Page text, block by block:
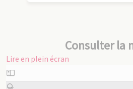
Consulter la
Lire en plein écran
Aller
au